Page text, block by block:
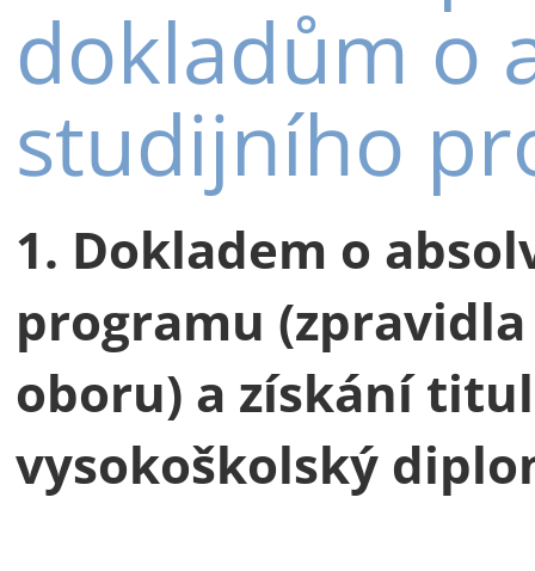
dokladům o
studijního
1. Dokladem o
programu
oboru) a získání
vysokoškolský